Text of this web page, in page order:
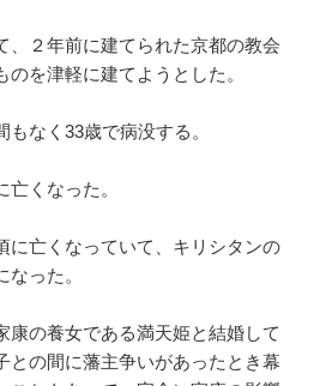
、２年前に建てられた京都の教会
のを津軽に建てようとした。
もなく33歳で病没する。
くなった。
に亡くなっていて、キリシタンの
った。
康の養女である満天姫と結婚して
との間に藩主争いがあったとき幕